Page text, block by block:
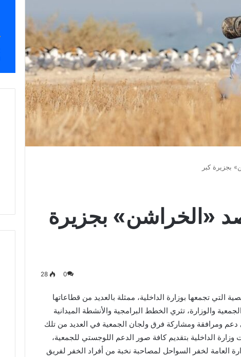
بجزيرة كبر
«الخراشن» بجزيرة
0
28
التي تجمعها بوزارة الداخلية، ممثلة بالعديد من قطاعاتها
والوزارة، تثري الخطط البرامجية والأنشطة الميدانية
دعم ومرافقة ومشاركة فرق ولجان الجمعية في العديد من تلك
الداخلية بتقديم كافة صور الدعم اللوجستي للجمعية،
العامة لخفر السواحل لمصاحبة نخبة من أفراد الخفر لفريق